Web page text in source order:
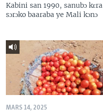
Kabini san 1990, sanubɔ kɛra
sɔrɔko baaraba ye Mali kɔnɔ
MARS 14, 2025